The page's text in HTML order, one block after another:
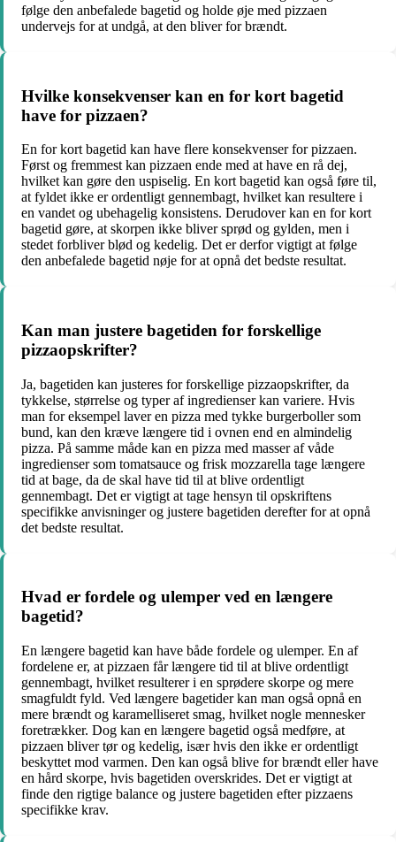
følge den anbefalede bagetid og holde øje med pizzaen
undervejs for at undgå, at den bliver for brændt.
Hvilke konsekvenser kan en for kort bagetid
have for pizzaen?
En for kort bagetid kan have flere konsekvenser for pizzaen.
Først og fremmest kan pizzaen ende med at have en rå dej,
hvilket kan gøre den uspiselig. En kort bagetid kan også føre til,
at fyldet ikke er ordentligt gennembagt, hvilket kan resultere i
en vandet og ubehagelig konsistens. Derudover kan en for kort
bagetid gøre, at skorpen ikke bliver sprød og gylden, men i
stedet forbliver blød og kedelig. Det er derfor vigtigt at følge
den anbefalede bagetid nøje for at opnå det bedste resultat.
Kan man justere bagetiden for forskellige
pizzaopskrifter?
Ja, bagetiden kan justeres for forskellige pizzaopskrifter, da
tykkelse, størrelse og typer af ingredienser kan variere. Hvis
man for eksempel laver en pizza med tykke burgerboller som
bund, kan den kræve længere tid i ovnen end en almindelig
pizza. På samme måde kan en pizza med masser af våde
ingredienser som tomatsauce og frisk mozzarella tage længere
tid at bage, da de skal have tid til at blive ordentligt
gennembagt. Det er vigtigt at tage hensyn til opskriftens
specifikke anvisninger og justere bagetiden derefter for at opnå
det bedste resultat.
Hvad er fordele og ulemper ved en længere
bagetid?
En længere bagetid kan have både fordele og ulemper. En af
fordelene er, at pizzaen får længere tid til at blive ordentligt
gennembagt, hvilket resulterer i en sprødere skorpe og mere
smagfuldt fyld. Ved længere bagetider kan man også opnå en
mere brændt og karamelliseret smag, hvilket nogle mennesker
foretrækker. Dog kan en længere bagetid også medføre, at
pizzaen bliver tør og kedelig, især hvis den ikke er ordentligt
beskyttet mod varmen. Den kan også blive for brændt eller have
en hård skorpe, hvis bagetiden overskrides. Det er vigtigt at
finde den rigtige balance og justere bagetiden efter pizzaens
specifikke krav.